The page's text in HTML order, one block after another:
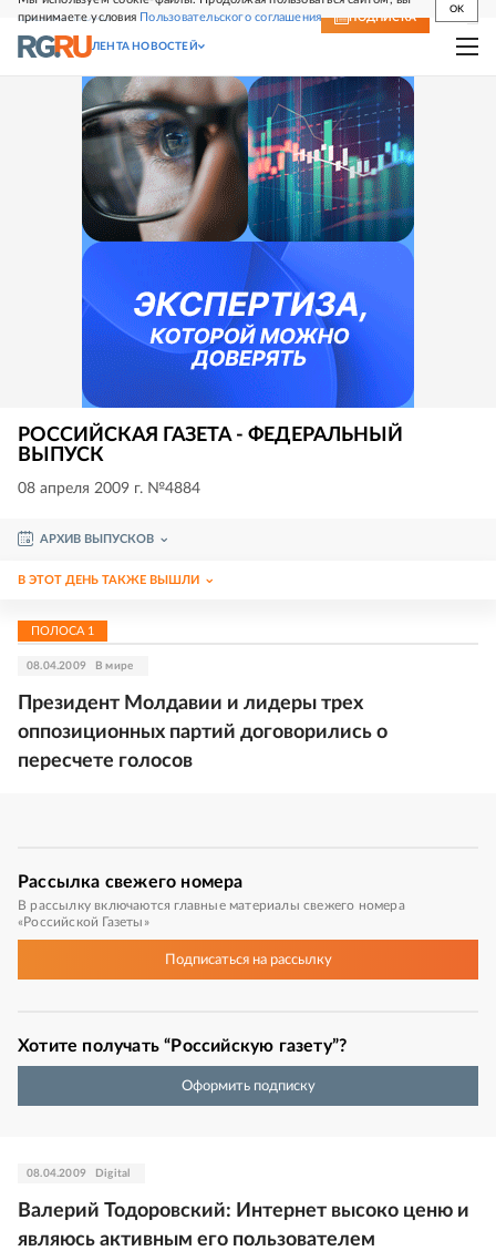
принимаете условия Пользовательского соглашения
OK
СВЕЖИЙ НОМЕР ПОДПИСКА
ЛЕНТА НОВОСТЕЙ
РОССИЙСКАЯ ГАЗЕТА - ФЕДЕРАЛЬНЫЙ
ВЫПУСК
08 апреля 2009 г. №4884
АРХИВ ВЫПУСКОВ
В ЭТОТ ДЕНЬ ТАКЖЕ ВЫШЛИ
ПОЛОСА 1
08.04.2009 В мире
Президент Молдавии и лидеры трех
оппозиционных партий договорились о
пересчете голосов
Рассылка свежего номера
В рассылку включаются главные материалы свежего номера
«Российской Газеты»
Подписатьсяна рассылку
Хотите получать “Российскую газету”?
Оформить подписку
08.04.2009 Digital
Валерий Тодоровский: Интернет высоко ценю и
являюсь активным его пользователем